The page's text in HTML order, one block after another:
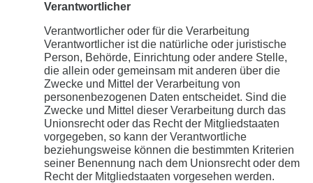
Verantwortlicher
Verantwortlicher oder für die Verarbeitung
Verantwortlicher ist die natürliche oder juristische
Person, Behörde, Einrichtung oder andere Stelle,
die allein oder gemeinsam mit anderen über die
Zwecke und Mittel der Verarbeitung von
personenbezogenen Daten entscheidet. Sind die
Zwecke und Mittel dieser Verarbeitung durch das
Unionsrecht oder das Recht der Mitgliedstaaten
vorgegeben, so kann der Verantwortliche
beziehungsweise können die bestimmten Kriterien
seiner Benennung nach dem Unionsrecht oder dem
Recht der Mitgliedstaaten vorgesehen werden.